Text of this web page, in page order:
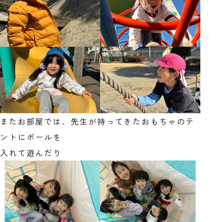
またお部屋では、先生が持ってきたおもちゃのテ
ントにボールを
入れて遊んだり